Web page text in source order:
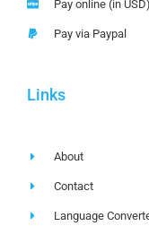
Pay online (in USD)
Pay via Paypal
Links
About
Contact
Language